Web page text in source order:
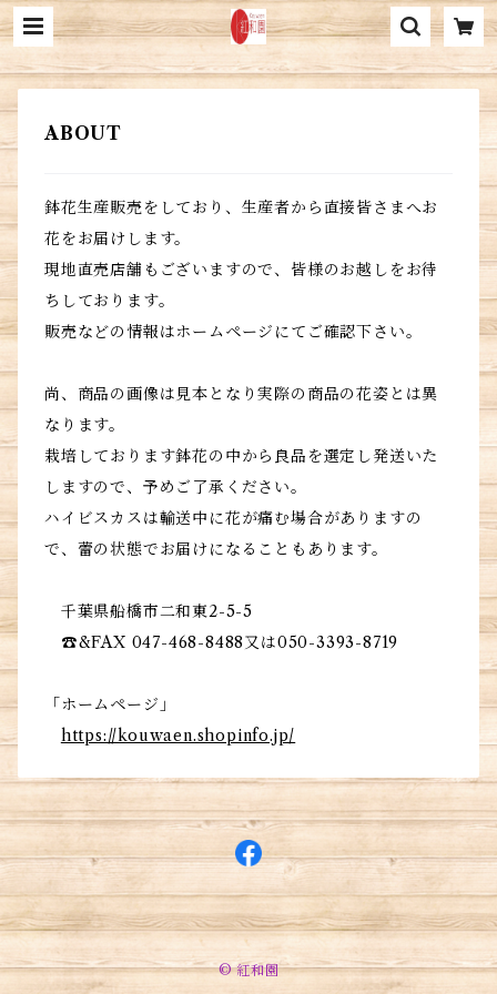
ABOUT
鉢花生産販売をしており、生産者から直接皆さまへお
花をお届けします。
現地直売店舗もございますので、皆様のお越しをお待
ちしております。
販売などの情報はホームページにてご確認下さい。
尚、商品の画像は見本となり実際の商品の花姿とは異
なります。
栽培しております鉢花の中から良品を選定し発送いた
しますので、予めご了承ください。
ハイビスカスは輸送中に花が痛む場合がありますの
で、蕾の状態でお届けになることもあります。
千葉県船橋市二和東2-5-5
☎&FAX 047-468-8488又は050-3393-8719
「ホームページ」
https://kouwaen.shopinfo.jp/
© 紅和園